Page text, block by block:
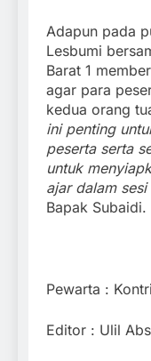
Adapun pada
Lesbumi
Barat 1
agar para
kedua orang
ini penting
peserta serta
untuk
ajar dalam sesi
Bapak Subaidi.
Pewarta :
Editor : Ulil